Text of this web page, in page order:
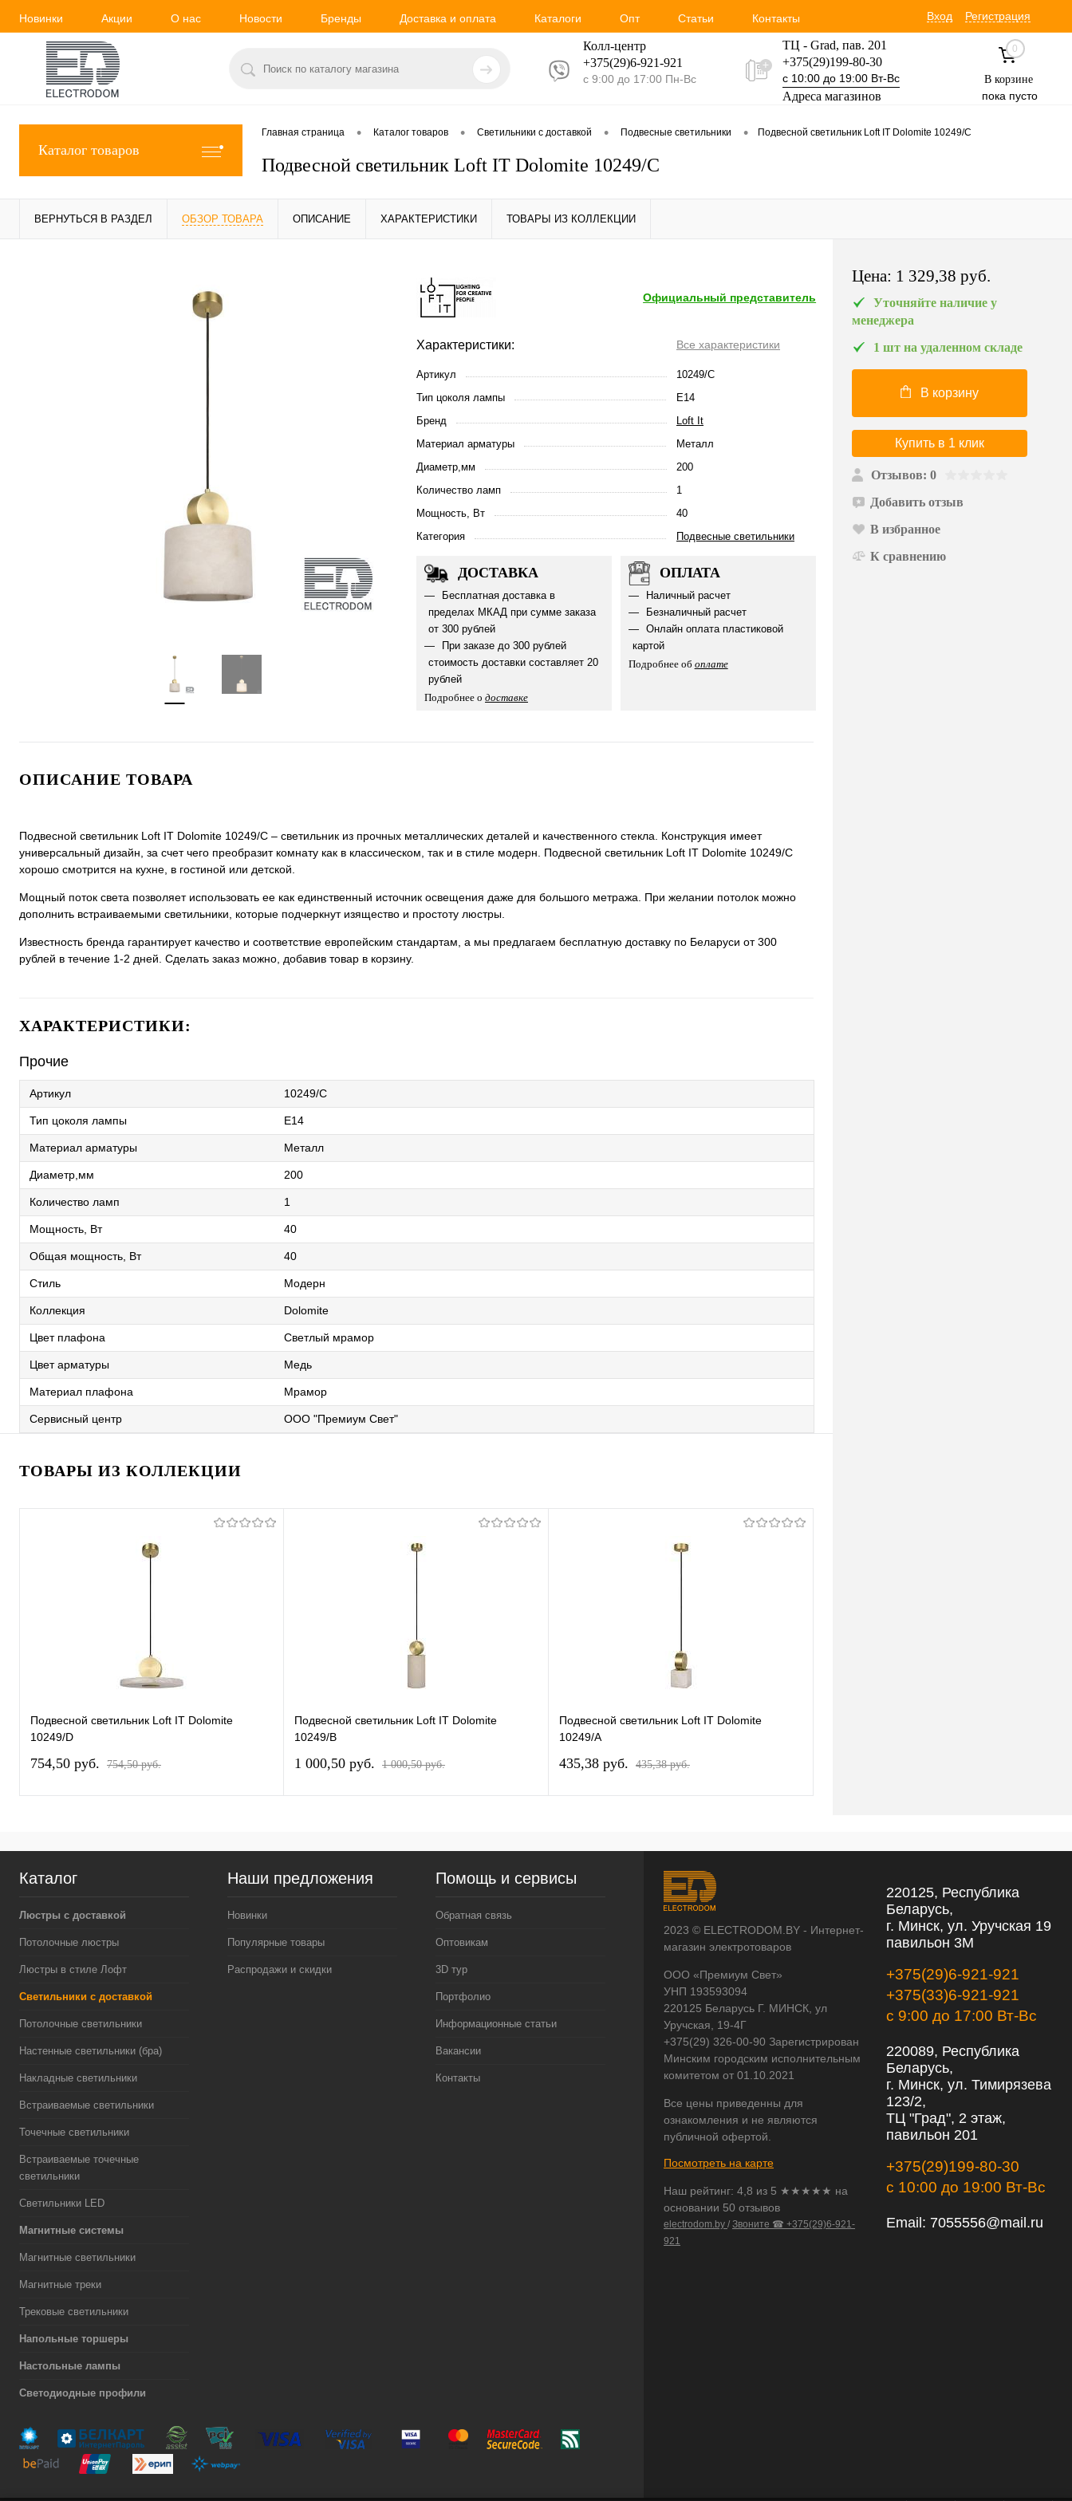
Новинки Акции О нас Новости Бренды Доставка и оплата Каталоги Опт Статьи Контакты Вход Регистрация
Колл-центр
+375(29)6-921-921
с 9:00 до 17:00 Пн-Вс
ТЦ - Grad, пав. 201
+375(29)199-80-30
с 10:00 до 19:00 Вт-Вс
Адреса магазинов
+375(29)354-30-60
0
В корзине
пока пусто
Каталог товаров
Главная страница • Каталог товаров • Светильники с доставкой • Подвесные светильники • Подвесной светильник Loft IT Dolomite 10249/C
Подвесной светильник Loft IT Dolomite 10249/C
ВЕРНУТЬСЯ В РАЗДЕЛ ОБЗОР ТОВАРА ОПИСАНИЕ ХАРАКТЕРИСТИКИ ТОВАРЫ ИЗ КОЛЛЕКЦИИ
Официальный представитель
Характеристики: Все характеристики
Артикул
10249/C
Тип цоколя лампы
E14
Бренд
Loft It
Материал арматуры
Металл
Диаметр,мм
200
Количество ламп
1
Мощность, Вт
40
Категория
Подвесные светильники
ДОСТАВКА
Бесплатная доставка в
пределах МКАД при сумме заказа
от 300 рублей
При заказе до 300 рублей
стоимость доставки составляет 20
рублей
Подробнее о доставке
ОПЛАТА
Наличный расчет
Безналичный расчет
Онлайн оплата пластиковой
картой
Подробнее об оплате
ОПИСАНИЕ ТОВАРА
Подвесной светильник Loft IT Dolomite 10249/C – светильник из прочных металлических деталей и качественного стекла. Конструкция имеет
универсальный дизайн, за счет чего преобразит комнату как в классическом, так и в стиле модерн. Подвесной светильник Loft IT Dolomite 10249/C
хорошо смотрится на кухне, в гостиной или детской.
Мощный поток света позволяет использовать ее как единственный источник освещения даже для большого метража. При желании потолок можно
дополнить встраиваемыми светильники, которые подчеркнут изящество и простоту люстры.
Известность бренда гарантирует качество и соответствие европейским стандартам, а мы предлагаем бесплатную доставку по Беларуси от 300
рублей в течение 1-2 дней. Сделать заказ можно, добавив товар в корзину.
ХАРАКТЕРИСТИКИ:
Прочие
Артикул 10249/C
Тип цоколя лампы E14
Материал арматуры Металл
Диаметр,мм 200
Количество ламп 1
Мощность, Вт 40
Общая мощность, Вт 40
Стиль Модерн
Коллекция Dolomite
Цвет плафона Светлый мрамор
Цвет арматуры Медь
Материал плафона Мрамор
Сервисный центр ООО "Премиум Свет"
ТОВАРЫ ИЗ КОЛЛЕКЦИИ
Подвесной светильник Loft IT Dolomite
10249/D
754,50 pуб. 754,50 pуб.
Подвесной светильник Loft IT Dolomite
10249/B
1 000,50 pуб. 1 000,50 pуб.
Подвесной светильник Loft IT Dolomite
10249/A
435,38 pуб. 435,38 pуб.
Цена: 1 329,38 pуб.
Уточняйте наличие у
менеджера
1 шт на удаленном складе
В корзину
Купить в 1 клик
Отзывов: 0
Добавить отзыв
В избранное
К сравнению
Каталог
Люстры с доставкой
Потолочные люстры
Люстры в стиле Лофт
Светильники с доставкой
Потолочные светильники
Настенные светильники (бра)
Накладные светильники
Встраиваемые светильники
Точечные светильники
Встраиваемые точечные
светильники
Светильники LED
Магнитные системы
Магнитные светильники
Магнитные треки
Трековые светильники
Напольные торшеры
Настольные лампы
Светодиодные профили
Наши предложения
Новинки
Популярные товары
Распродажи и скидки
Помощь и сервисы
Обратная связь
Оптовикам
3D тур
Портфолио
Информационные статьи
Вакансии
Контакты
2023 © ELECTRODOM.BY - Интернет-
магазин электротоваров
ООО «Премиум Свет»
УНП 193593094
220125 Беларусь Г. МИНСК, ул
Уручская, 19-4Г
+375(29) 326-00-90 Зарегистрирован
Минским городским исполнительным
комитетом от 01.10.2021
Все цены приведенны для
ознакомления и не являются
публичной офертой.
Посмотреть на карте
Наш рейтинг: 4,8 из 5 ★★★★★ на
основании 50 отзывов
electrodom.by / Звоните ☎ +375(29)6-921-
921
220125, Республика
Беларусь,
г. Минск, ул. Уручская 19
павильон 3М
+375(29)6-921-921
+375(33)6-921-921
с 9:00 до 17:00 Вт-Вс
220089, Республика
Беларусь,
г. Минск, ул. Тимирязева
123/2,
ТЦ "Град", 2 этаж,
павильон 201
+375(29)199-80-30
с 10:00 до 19:00 Вт-Вс
Email: 7055556@mail.ru